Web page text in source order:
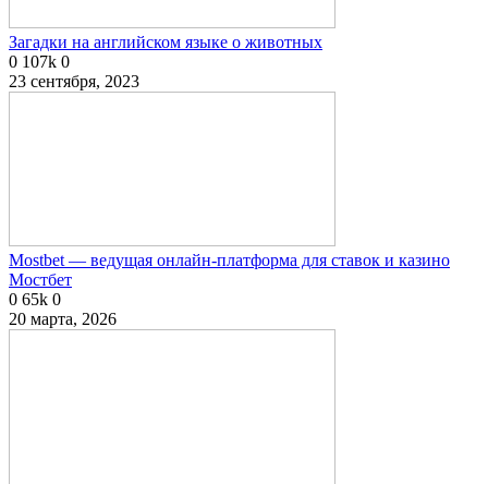
Загадки на английском языке о животных
0 107k 0
23 сентября, 2023
Mostbet — ведущая онлайн-платформа для ставок и казино
Мостбет
0 65k 0
20 марта, 2026